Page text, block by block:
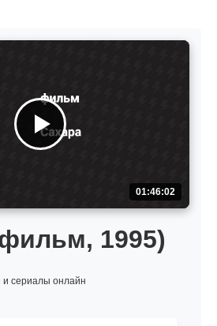
01:46:02
1995)
сериалы онлайн